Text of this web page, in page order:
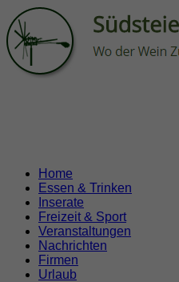
Home
Essen & Trinken
Inserate
Freizeit & Sport
Veranstaltungen
Nachrichten
Firmen
Urlaub